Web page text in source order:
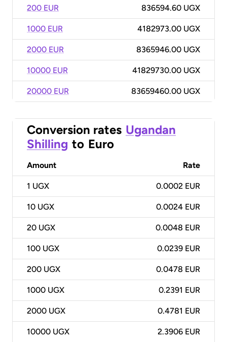
200 EUR 836594.60 UGX
1000 EUR 4182973.00 UGX
2000 EUR 8365946.00 UGX
10000 EUR 41829730.00 UGX
20000 EUR 83659460.00 UGX
Conversion rates Ugandan
Shilling to Euro
Amount Rate
1 UGX 0.0002 EUR
10 UGX 0.0024 EUR
20 UGX 0.0048 EUR
100 UGX 0.0239 EUR
200 UGX 0.0478 EUR
1000 UGX 0.2391 EUR
2000 UGX 0.4781 EUR
10000 UGX 2.3906 EUR